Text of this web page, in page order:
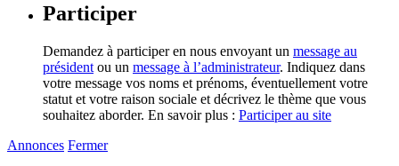
Participer
Demandez à participer en nous envoyant un message au
président ou un message à l’administrateur. Indiquez dans
votre message vos noms et prénoms, éventuellement votre
statut et votre raison sociale et décrivez le thème que vous
souhaitez aborder. En savoir plus : Participer au site
Annonces Fermer